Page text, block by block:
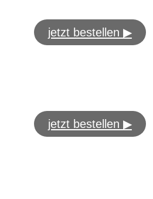
jetzt bestellen ▶
jetzt bestellen ▶